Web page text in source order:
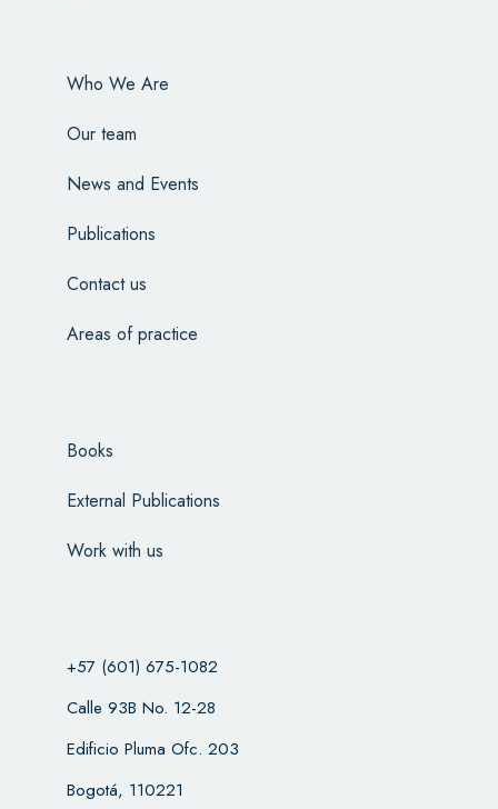
Who We Are
Our team
News and Events
Publications
Contact us
Areas of practice
Books
External Publications
Work with us
+57 (601) 675-1082
Calle 93B No. 12-28
Edificio Pluma Ofc. 203
Bogotá, 110221